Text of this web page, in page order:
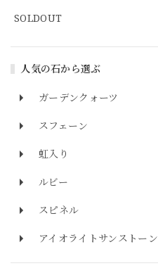
SOLDOUT
人気の石から選ぶ
ガーデンクォーツ
スフェーン
虹入り
ルビー
スピネル
アイオライトサンストーン